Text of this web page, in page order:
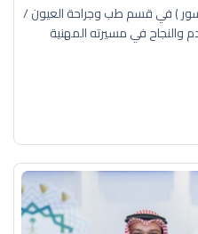
) في قسم طب وجراحة العيون /
والنجاح في مسيرته المهنية